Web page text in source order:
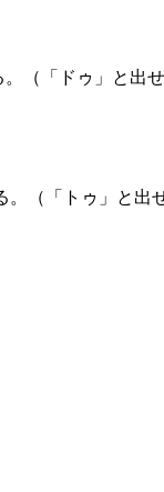
（「ドゥ」と出
。（「トゥ」と出